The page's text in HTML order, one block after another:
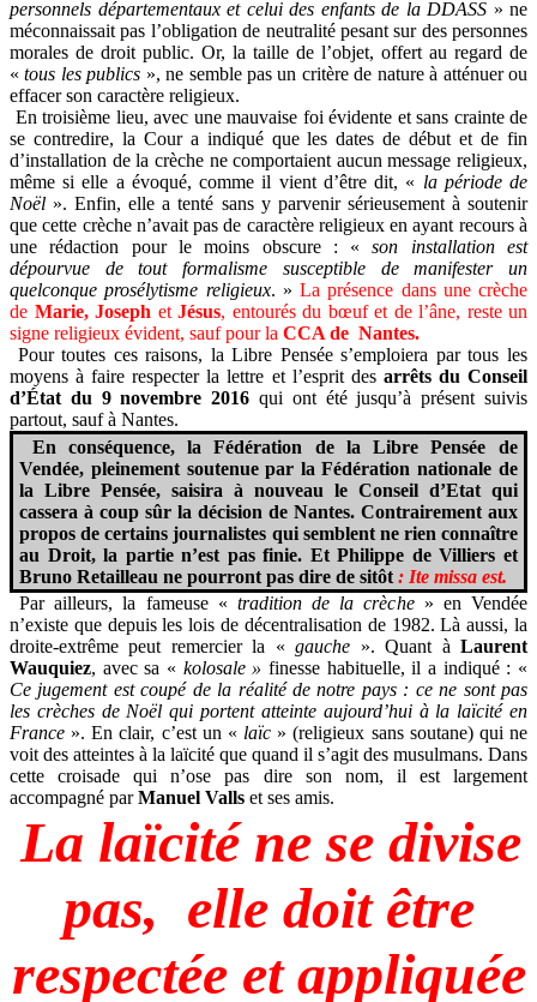
personnels départementaux et celui des enfants de la DDASS » ne
méconnaissait pas l’obligation de neutralité pesant sur des personnes
morales de droit public. Or, la taille de l’objet, offert au regard de
«tous les publics », ne semble pas un critère de nature à atténuer ou
effacer son caractère religieux.
En troisième lieu, avec une mauvaise foi évidente et sans crainte de
se contredire, la Cour a indiqué que les dates de début et de fin
d’installation de la crèche ne comportaient aucun message religieux,
même si elle a évoqué, comme il vient d’être dit, « la période de
Noël ». Enfin, elle a tenté sans y parvenir sérieusement à soutenir
que cette crèche n’avait pas de caractère religieux en ayant recours à
une rédaction pour le moins obscure : «son installation est
dépourvue
de tout formalisme susceptible de manifester un
quelconque prosélytisme religieux. » La présence dans une crèche
de Marie, Joseph etJésus, entourés du bœuf et de l’âne, reste un
signe religieux évident, sauf pour la CCA de Nantes.
Pour toutes ces raisons, la Libre Pensée s’emploiera par tous les
moyens à faire respecter la lettre et l’esprit des arrêts du Conseil
d’État du 9 novembre 2016 qui ont été jusqu’à présent suivis
partout, sauf à Nantes.
En conséquence, la Fédération de la Libre Pensée de
Vendée, pleinement soutenue par la Fédération nationale de
la Libre Pensée, saisira à nouveau le Conseil d’Etat qui
cassera à coup sûr la décision de Nantes. Contrairement aux
propos de certains journalistes qui semblent ne rien connaître
au Droit, la partie n’est pas finie. Et Philippe de Villiers et
Bruno Retailleau ne pourront pas dire de sitôt: Ite missa est.
Par ailleurs, la fameuse « tradition de la crèche» en Vendée
n’existe que depuis les lois de décentralisation de 1982. Là aussi, la
droite-extrême peut remercier la «gauche ». Quant àLaurent
Wauquiez, avec sa « kolosale »finesse habituelle, il a indiqué : «
Ce jugement est coupé de la réalité de notre pays : ce ne sont pas
les crèches de Noël qui portent atteinte aujourd’hui à la laïcité en
France ». En clair, c’est un « laïc » (religieux sans soutane) qui ne
voit des atteintes à la laïcité que quand il s’agit des musulmans. Dans
cette croisade qui n’ose pas dire son nom, il est largement
accompagné parManuel Valls et ses amis.
La laïcité ne se divise
pas, elle doit être
respectée et appliquée